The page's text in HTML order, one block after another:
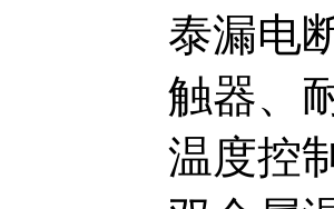
泰漏电
触器、
温度控